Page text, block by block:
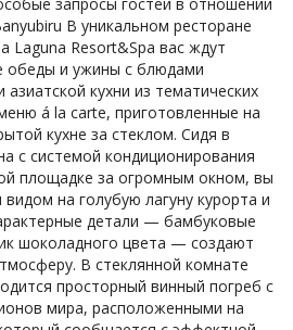
В уникальном ресторане
Laguna Resort&Spa вас ждут
обеды и ужины с блюдами
кухни из тематических
á la carte, приготовленные на
кухне за стеклом. Сидя в
с системой кондиционирования
площадке за огромным окном, вы
на голубую лагуну курорта и
детали — бамбуковые
шоколадного цвета — создают
В стеклянной комнате
просторный винный погреб с
мира, расположенными на